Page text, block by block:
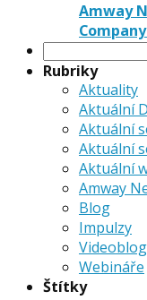
Amway
Vyhledávání
Rubriky
Aktuality
Aktuální
Aktuální
Aktuální
Aktuální
Amway
Blog
Impulzy
Videoblog
Webináře
Štítky